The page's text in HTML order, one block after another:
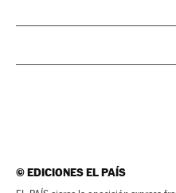
©EDICIONES EL PAÍS